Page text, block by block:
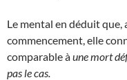
Le mental en déduit
commencement, elle
comparable àune mort
pas le cas.